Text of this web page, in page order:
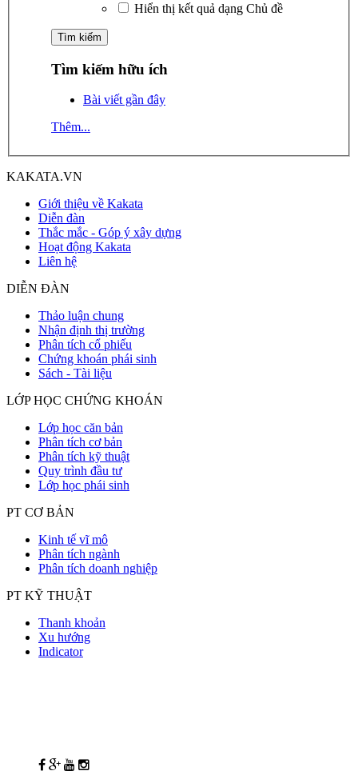
Hiển thị kết quả dạng Chủ đề
Tìm kiếm hữu ích
Bài viết gần đây
Thêm...
KAKATA.VN
Giới thiệu về Kakata
Diễn đàn
Thắc mắc - Góp ý xây dựng
Hoạt động Kakata
Liên hệ
DIỄN ĐÀN
Thảo luận chung
Nhận định thị trường
Phân tích cổ phiếu
Chứng khoán phái sinh
Sách - Tài liệu
LỚP HỌC CHỨNG KHOÁN
Lớp học căn bản
Phân tích cơ bản
Phân tích kỹ thuật
Quy trình đầu tư
Lớp học phái sinh
PT CƠ BẢN
Kinh tế vĩ mô
Phân tích ngành
Phân tích doanh nghiệp
PT KỸ THUẬT
Thanh khoản
Xu hướng
Indicator